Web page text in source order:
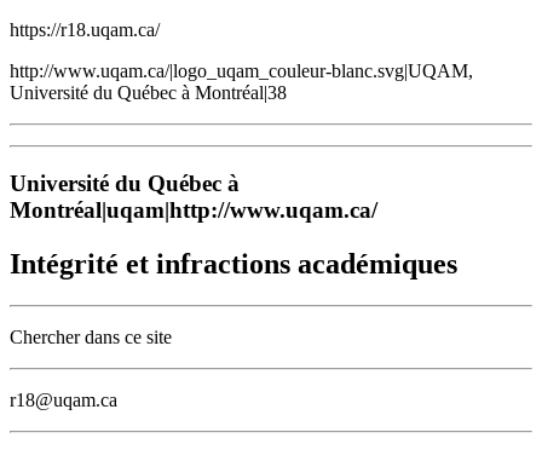
https://r18.uqam.ca/
http://www.uqam.ca/|logo_uqam_couleur-blanc.svg|UQAM,
Université du Québec à Montréal|38
Université du Québec à
Montréal|uqam|http://www.uqam.ca/
Intégrité et infractions académiques
Chercher dans ce site
r18@uqam.ca